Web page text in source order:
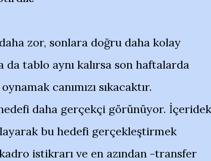
zor, sonlara doğru daha kolay
tablo aynı kalırsa son haftalarda
canımızı sıkacaktır.
daha gerçekçi görünüyor.
bu hedefi gerçekleştirmek
istikrarı ve en azından -transfer